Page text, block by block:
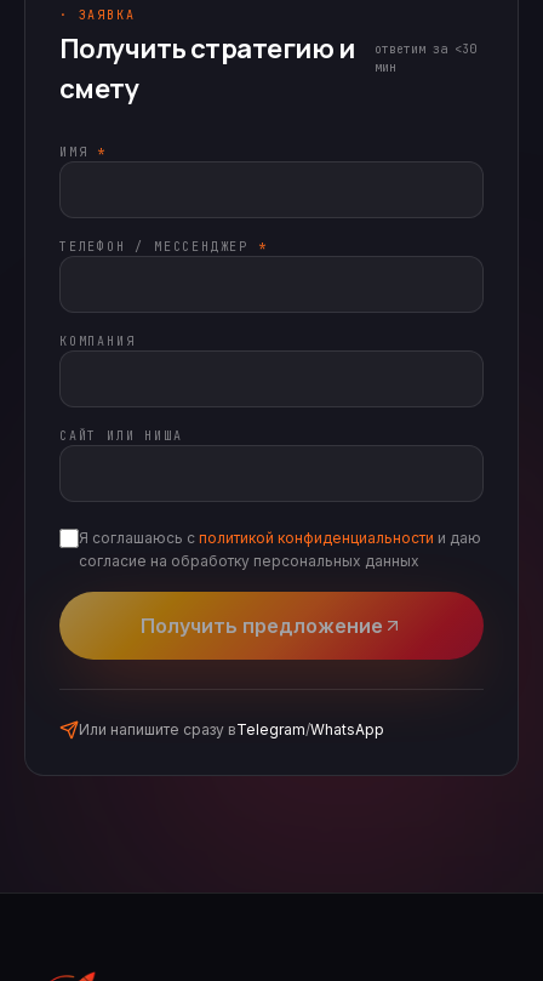
· ЗАЯВКА
Получить стратегию и
смету
ответим за <30
мин
ИМЯ *
ТЕЛЕФОН / МЕССЕНДЖЕР *
КОМПАНИЯ
САЙТ ИЛИ НИША
Я соглашаюсь с политикой конфиденциальности и даю
согласие на обработку персональных данных
Получить предложение
Или напишите сразу вTelegram/WhatsApp